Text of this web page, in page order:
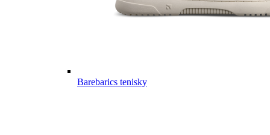
Barebarics tenisky